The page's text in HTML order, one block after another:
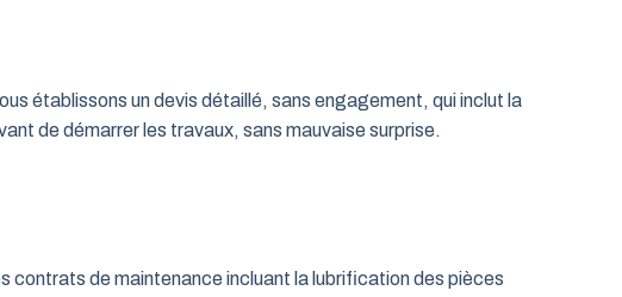
établissons un devis détaillé, sans engagement, qui inclut la
de démarrer les travaux, sans mauvaise surprise.
contrats de maintenance incluant la lubrification des pièces